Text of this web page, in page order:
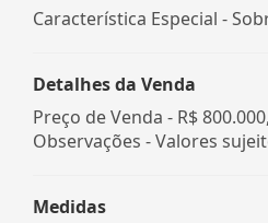
Característica Especial -
Detalhes da Venda
Preço de Venda - R$
Observações - Valores
Medidas